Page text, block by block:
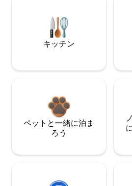
キッチン
ペットと一緒に泊ま
ろう